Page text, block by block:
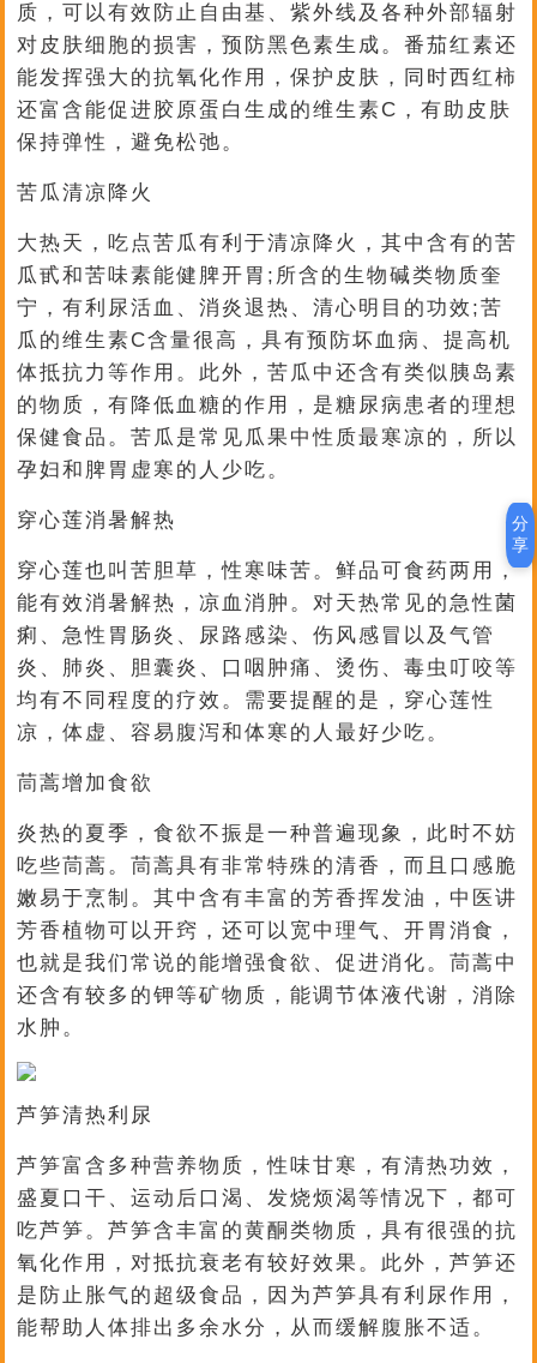
质，可以有效防止自由基、紫外线及各种外部辐射
对皮肤细胞的损害，预防黑色素生成。番茄红素还
能发挥强大的抗氧化作用，保护皮肤，同时西红柿
还富含能促进胶原蛋白生成的维生素C，有助皮肤
保持弹性，避免松弛。
苦瓜清凉降火
大热天，吃点苦瓜有利于清凉降火，其中含有的苦
瓜甙和苦味素能健脾开胃;所含的生物碱类物质奎
宁，有利尿活血、消炎退热、清心明目的功效;苦
瓜的维生素C含量很高，具有预防坏血病、提高机
体抵抗力等作用。此外，苦瓜中还含有类似胰岛素
的物质，有降低血糖的作用，是糖尿病患者的理想
保健食品。苦瓜是常见瓜果中性质最寒凉的，所以
孕妇和脾胃虚寒的人少吃。
穿心莲消暑解热
穿心莲也叫苦胆草，性寒味苦。鲜品可食药两用，
能有效消暑解热，凉血消肿。对天热常见的急性菌
痢、急性胃肠炎、尿路感染、伤风感冒以及气管
炎、肺炎、胆囊炎、口咽肿痛、烫伤、毒虫叮咬等
均有不同程度的疗效。需要提醒的是，穿心莲性
凉，体虚、容易腹泻和体寒的人最好少吃。
茼蒿增加食欲
炎热的夏季，食欲不振是一种普遍现象，此时不妨
吃些茼蒿。茼蒿具有非常特殊的清香，而且口感脆
嫩易于烹制。其中含有丰富的芳香挥发油，中医讲
芳香植物可以开窍，还可以宽中理气、开胃消食，
也就是我们常说的能增强食欲、促进消化。茼蒿中
还含有较多的钾等矿物质，能调节体液代谢，消除
水肿。
芦笋清热利尿
芦笋富含多种营养物质，性味甘寒，有清热功效，
盛夏口干、运动后口渴、发烧烦渴等情况下，都可
吃芦笋。芦笋含丰富的黄酮类物质，具有很强的抗
氧化作用，对抵抗衰老有较好效果。此外，芦笋还
是防止胀气的超级食品，因为芦笋具有利尿作用，
能帮助人体排出多余水分，从而缓解腹胀不适。
分
享